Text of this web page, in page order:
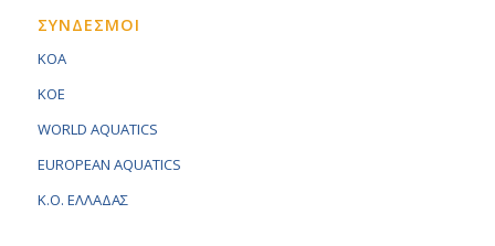
ΣΥΝΔΕΣΜΟΙ
KOA
KOE
WORLD AQUATICS
EUROPEAN AQUATICS
K.O. ΕΛΛΑΔΑΣ